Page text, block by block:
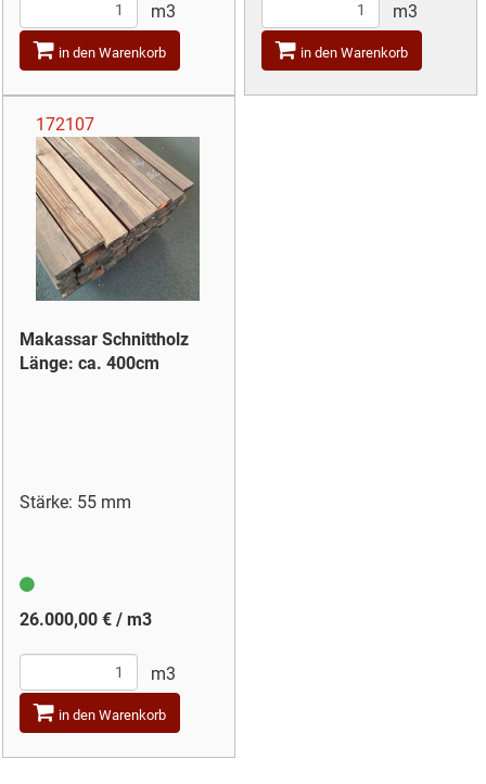
m3
in den Warenkorb
m3
in den Warenkorb
172107
Makassar Schnittholz
Länge: ca. 400cm
Stärke: 55 mm
26.000,00 € / m3
m3
in den Warenkorb